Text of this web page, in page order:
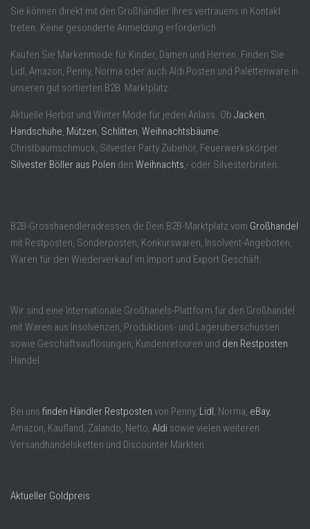
Sie können direkt mit den Großhändler Ihres vertrauens in Kontakt
treten. Keine gesonderte Anmeldung erforderlich.
Kaufen Sie Markenmode für Kinder, Damen und Herren. Finden Sie
Lidl, Amazon, Penny, Norma oder auch Aldi Posten und Palettenware in
unseren gut sortierten B2B Marktplatz.
Aktuelle Herbst und Winter Mode für jeden Anlass. Ob Jacken,
Handschuhe, Mützen, Schlitten, Weihnachtsbäume,
Christbaumschmuck, Silvester Party Zubehör, Feuerwerkskörper
Silvester Böller aus Polen den Weihnachts,- oder Silvesterbraten.
B2B-Grosshaendleradressen.de Dein B2B-Marktplatz vom Großhandel
mit Restposten, Sonderposten, Konkurswaren, Insolvent-Angeboten,
Waren für den Wiederverkauf im Import und Export Geschäft.
Wir sind eine Internationale Großhanels-Plattform für den Großhandel
mit Waren aus Insolvenzen, Produktions- und Lagerüberschüssen
sowie Geschäftsauflösungen, Kundenretouren und den Restposten
Handel.
Bei uns finden Händler Restposten von Penny, Lidl , Norma, eBay,
Amazon, Kaufland, Zalando, Netto, Aldi sowie vielen weiteren
Versandhandelsketten und Discounter Märkten.
Aktueller Goldpreis